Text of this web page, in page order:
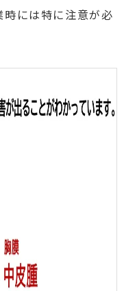
には特に注意が必